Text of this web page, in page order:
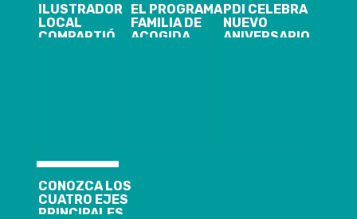
ILUSTRADOR
LOCAL
COMPARTIÓ
EL PROGRAMA
FAMILIA DE
ACOGIDA
PDI CELEBRA
NUEVO
ANIVERSARIO
CONOZCA LOS
CUATRO EJES
PRINCIPALES